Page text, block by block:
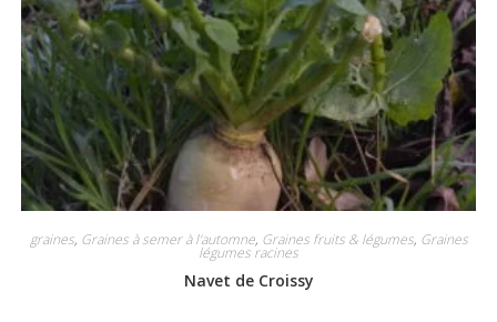
graines, Graines à semer à l'automne, Graines fruits & légumes, Graines
légumes racines
Navet de Croissy